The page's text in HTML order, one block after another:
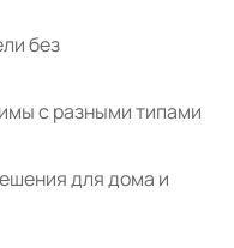
без
с разными типами
для дома и